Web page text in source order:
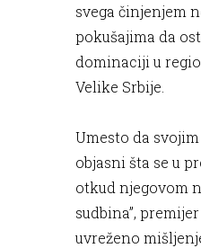
svega činjenjem
pokušajima da
dominaciji u
Velike Srbije.
Umesto da
objasni šta se u
otkud njegovom
sudbina”,
uvreženo